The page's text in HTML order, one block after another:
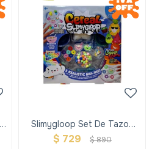
Slimygloop Set De Tazon
De Cereal Bowl Perfumado
$ 729 $890